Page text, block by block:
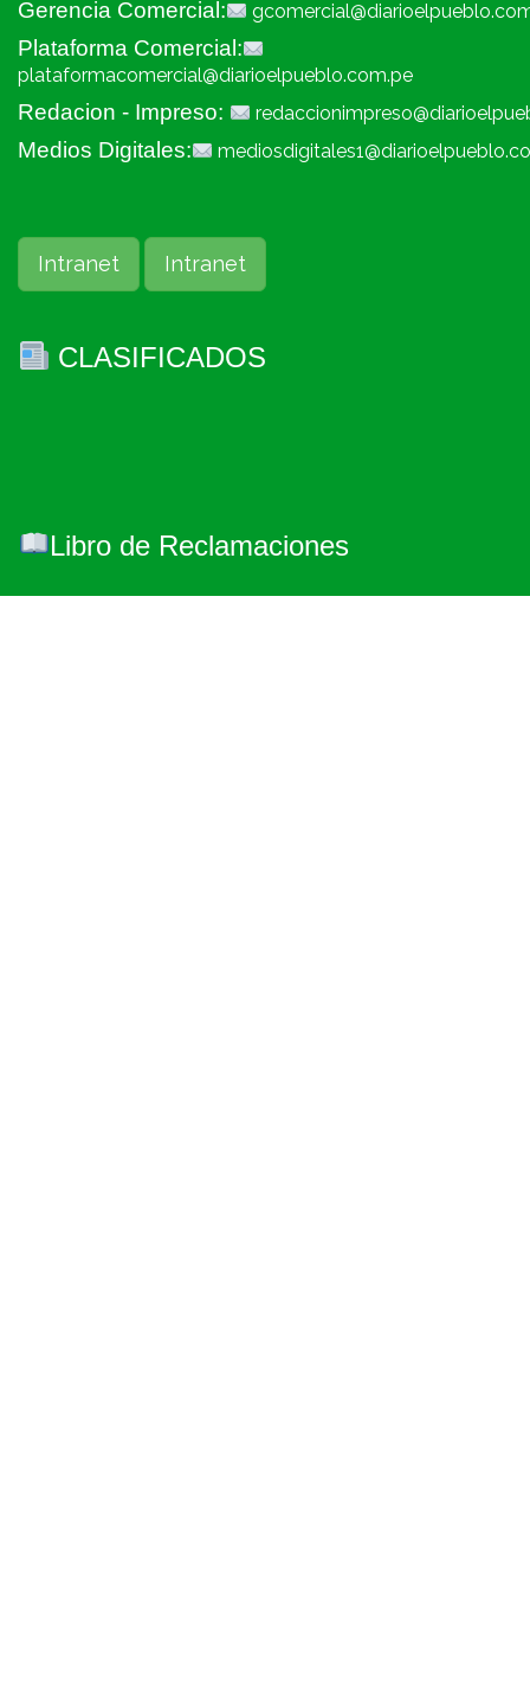
Gerencia Comercial:
Plataforma Comercial:
plataformacomercial@diarioelpueblo.com.pe
Redacion - Impreso:
Medios Digitales:
Intranet Intranet
CLASIFICADOS
Libro de Reclamaciones